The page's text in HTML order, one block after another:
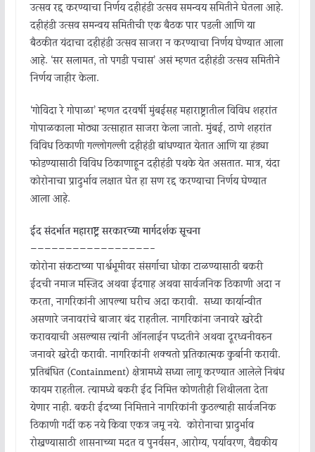
उत्सव रद्द करण्याचा निर्णय दहीहंडी उत्सव समन्वय समितीने घेतला आहे.
दहीहंडी उत्सव समन्वय समितीची एक बैठक पार पडली आणि या
बैठकीत यंदाचा दहीहंडी उत्सव साजरा न करण्याचा निर्णय घेण्यात आला
आहे. ‘सर सलामत, तो पगडी पचास’ असं म्हणत दहीहंडी उत्सव समितीने
निर्णय जाहीर केला.
‘गोविंदा रे गोपाळा’ म्हणत दरवर्षी मुंबईसह महाराष्ट्रातील विविध शहरांत
गोपाळकाला मोठ्या उत्साहात साजरा केला जातो. मुंबई, ठाणे शहरांत
विविध ठिकाणी गल्लोगल्ली दहीहंडी बांधण्यात येतात आणि या हंड्या
फोडण्यासाठी विविध ठिकाणाहून दहीहंडी पथके येत असतात. मात्र, यंदा
कोरोनाचा प्रादुर्भाव लक्षात घेत हा सण रद्द करण्याचा निर्णय घेण्यात
आला आहे.
ईद संदर्भात महाराष्ट्र सरकारच्या मार्गदर्शक सूचना
—————————————————-
कोरोना संकटाच्या पार्श्वभूमीवर संसर्गाचा धोका टाळण्यासाठी बकरी
ईदची नमाज मस्जिद अथवा ईदगाह अथवा सार्वजनिक ठिकाणी अदा न
करता, नागरिकांनी आपल्या घरीच अदा करावी. सध्या कार्यान्वीत
असणारे जनावरांचे बाजार बंद राहतील. नागरिकांना जनावरे खरेदी
करावयाची असल्यास त्यांनी ऑनलाईन पध्दतीने अथवा दूरध्वनीवरुन
जनावरे खरेदी करावी. नागरिकांनी शक्यतो प्रतिकात्मक कुर्बानी करावी.
प्रतिबंधित (Containment) क्षेत्रामध्ये सध्या लागू करण्यात आलेले निबंध
कायम राहतील. त्यामध्ये बकरी ईद निमित्त कोणतीही शिथीलता देता
येणार नाही. बकरी ईदच्या निमित्ताने नागरिकांनी कुठल्याही सार्वजनिक
ठिकाणी गर्दी करु नये किंवा एकत्र जमू नये. कोरोनाचा प्रादुर्भाव
रोखण्यासाठी शासनाच्या मदत व पुनर्वसन, आरोग्य, पर्यावरण, वैद्यकीय